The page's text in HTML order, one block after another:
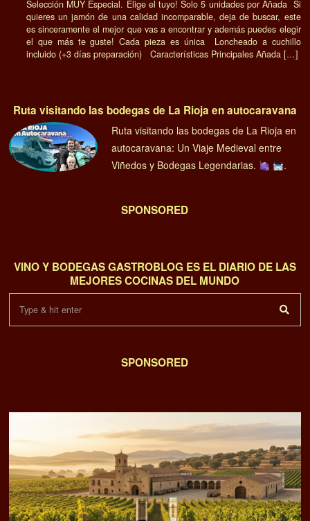
Selección MUY Especial. Elige el tuyo! Solo 5 unidades por Añada Si
quieres un jamón de una calidad incomparable, deja de buscar, este
es sinceramente el mejor que vas a encontrar y además puedes elegir
el que más te guste! Cada pieza es única Loncheado a cuchillo
incluido (+3 días preparación) Características Principales Añada […]
Ruta visitando las bodegas de La Rioja en autocaravana
Ruta visitando las bodegas de La Rioja en
autocaravana: Un Viaje Medieval entre
Viñedos y Bodegas Legendarias.
.
SPONSORED
VINO Y BODEGAS GASTROBLOG ES EL DIARIO DE LAS
MEJORES COCINAS DEL MUNDO
SPONSORED